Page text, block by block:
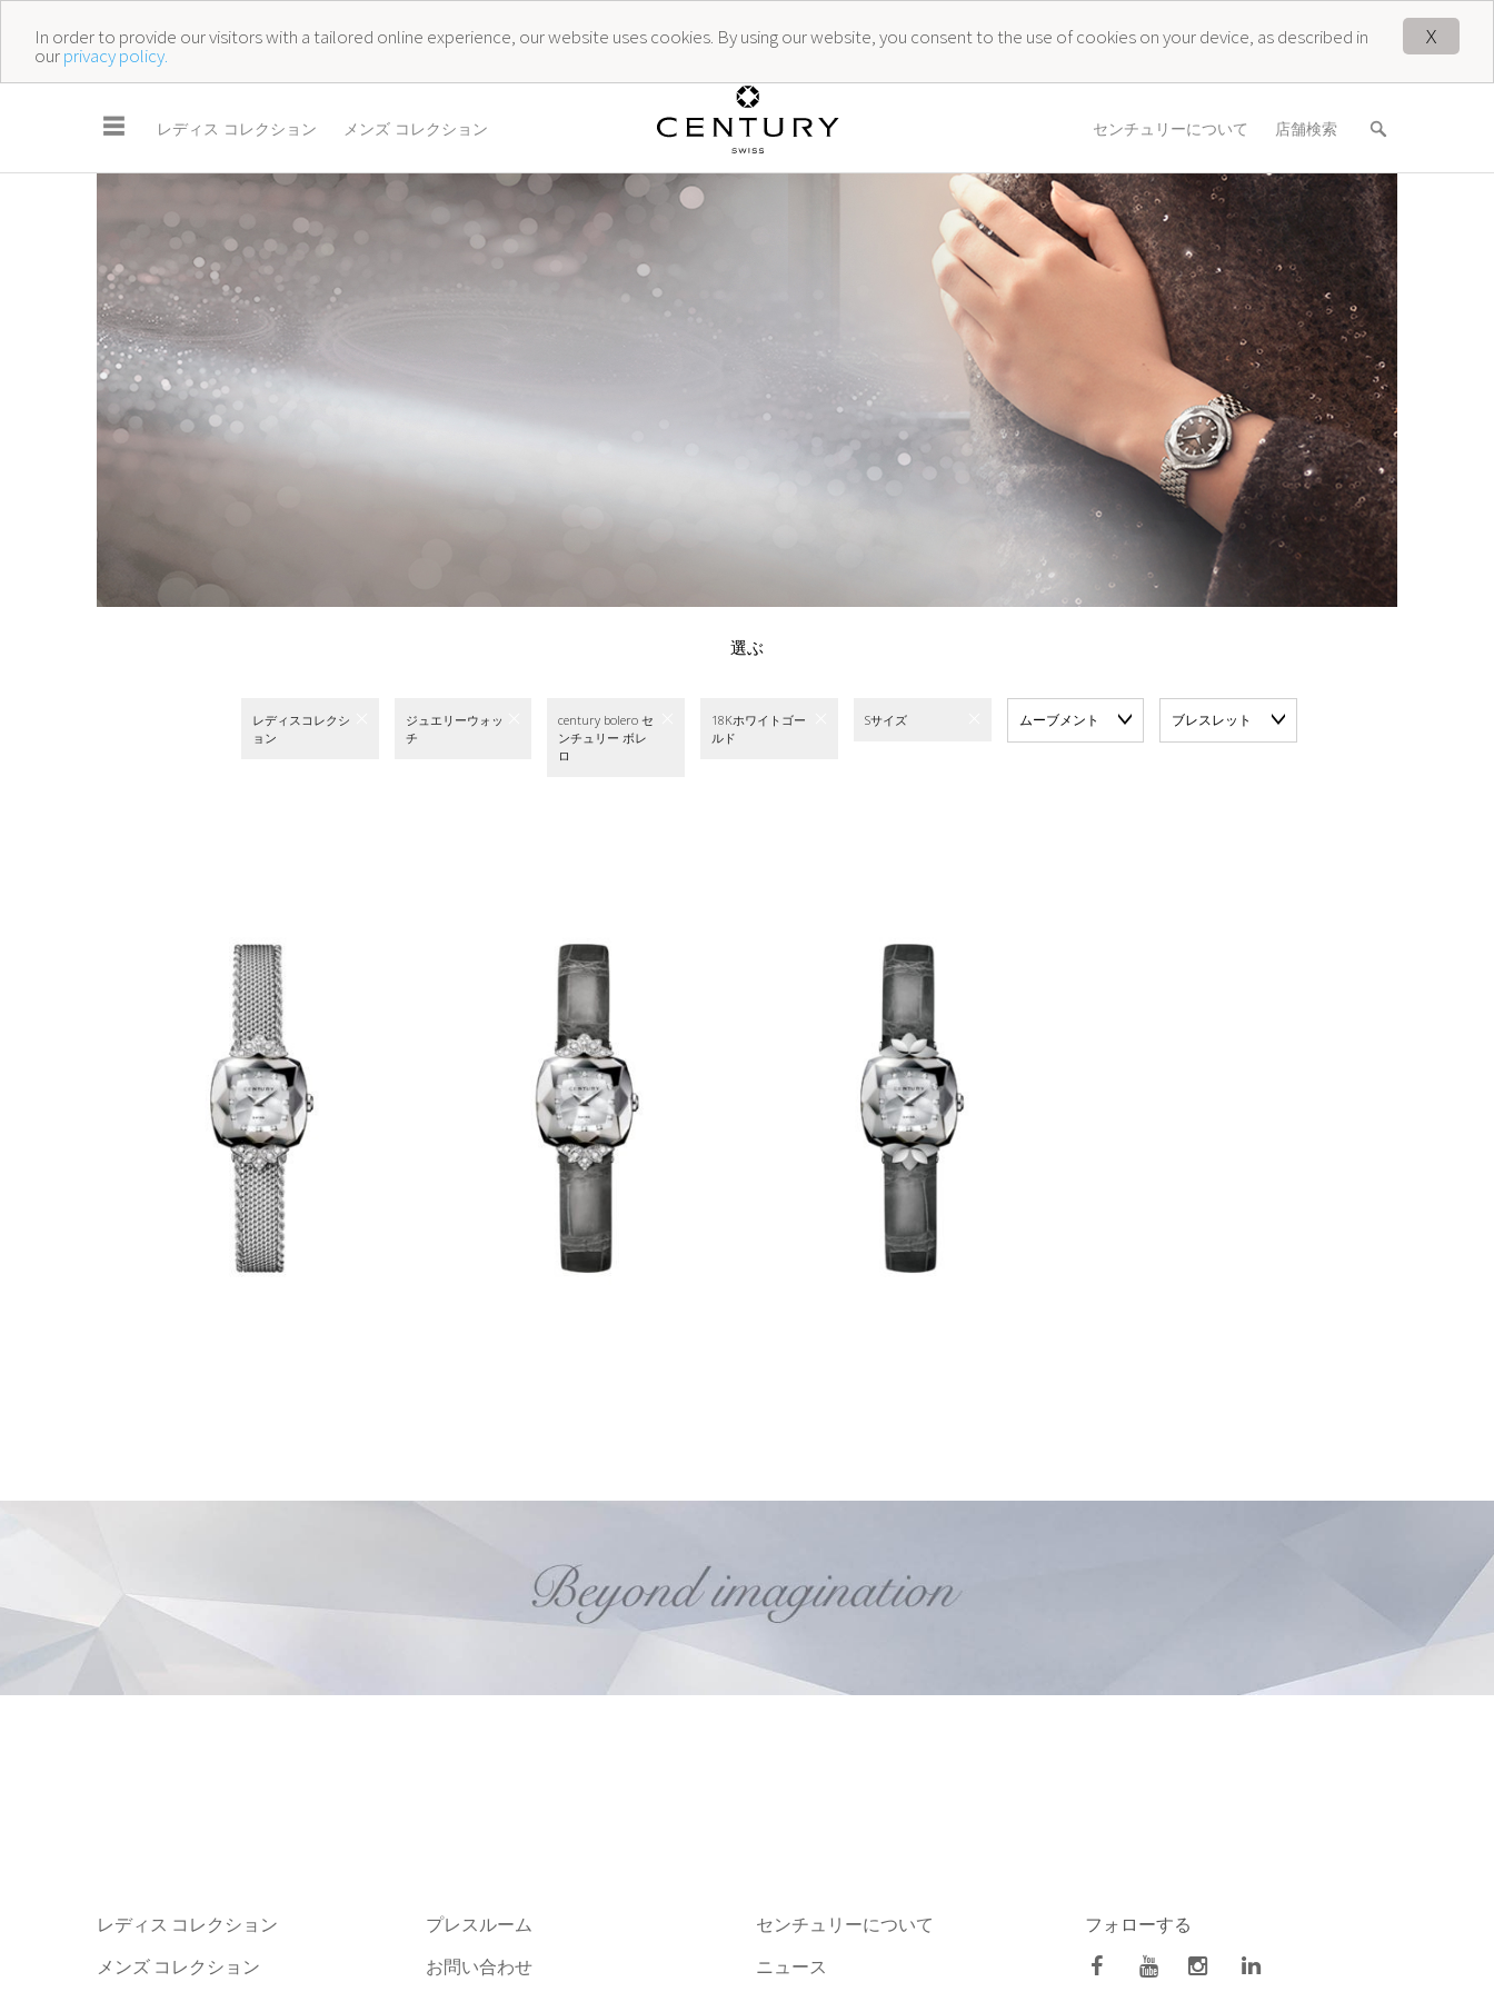
X
In order to provide our visitors with a tailored online experience, our website uses cookies. By using our website, you consent to the use of cookies on your device, as described in
ourprivacy policy.
☰ レディス コレクション メンズ コレクション センチュリーについて 店舗検索
選ぶ
レディスコレクシ
ョン
ジュエリーウォッ
チ
century bolero セ
ンチュリー ボレ
ロ
18Kホワイトゴー
ルド
Sサイズ ムーブメント ブレスレット
レディス コレクション
メンズ コレクション
プレスルーム
お問い合わせ
センチュリーについて
ニュース
フォローする
facebookYoutubeInstagram